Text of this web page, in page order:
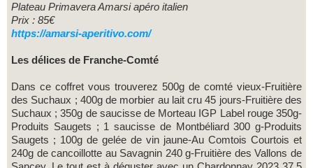
Plateau Primavera Amarsi apéro italien
Prix : 85€
https://amarsi-aperitivo.com/
Les délices de Franche-Comté
Dans ce coffret vous trouverez 500g de comté vieux-Fruitière
des Suchaux ; 400g de morbier au lait cru 45 jours-Fruitière des
Suchaux ; 350g de saucisse de Morteau IGP Label rouge 350g-
Produits Saugets ; 1 saucisse de Montbéliard 300 g-Produits
Saugets ; 100g de gelée de vin jaune-Au Comtois Courtois et
240g de cancoillotte au Savagnin 240 g-Fruitière des Vallons de